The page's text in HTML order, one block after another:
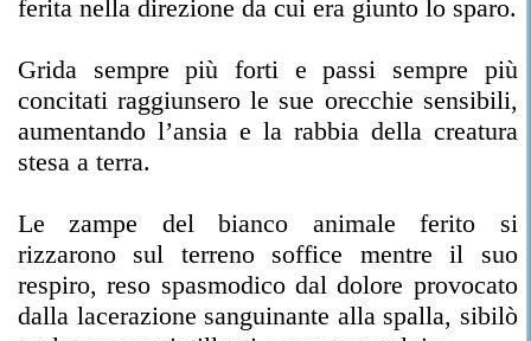
ferita nella direzione da cui era giunto lo sparo.
Grida sempre più forti e passi sempre più
concitati raggiunsero le sue orecchie sensibili,
aumentando l’ansia e la rabbia della creatura
stesa a terra.
Le zampe del bianco animale ferito si
rizzarono sul terreno soffice mentre il suo
respiro, reso spasmodico dal dolore provocato
dalla lacerazione sanguinante alla spalla, sibilò